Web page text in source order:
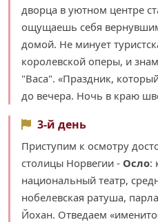
дворца в уютном центре
ощущаешь себя
домой. Не минует
королевской оперы, и
"Васа". «Праздник,
до вечера. Ночь в краю
3-й день
Приступим к осмотру
cтолицы Норвегии - Осло:
национальный театр,
нобелевская ратуша,
Йохан. Отведaем